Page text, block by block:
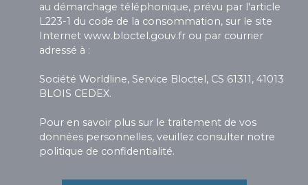
au démarchage téléphonique, prévu par l'article
L223-1 du code de la consommation, sur le site
Internet www.bloctel.gouv.fr ou par courrier
adressé à :
Société Worldline, Service Bloctel, CS 61311, 41013
BLOIS CEDEX.
Pour en savoir plus sur le traitement de vos
données personnelles, veuillez consulter notre
politique de confidentialité.